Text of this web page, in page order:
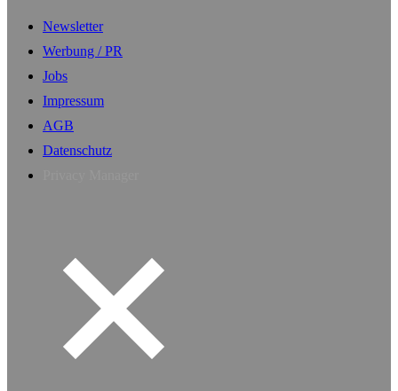
Newsletter
Werbung / PR
Jobs
Impressum
AGB
Datenschutz